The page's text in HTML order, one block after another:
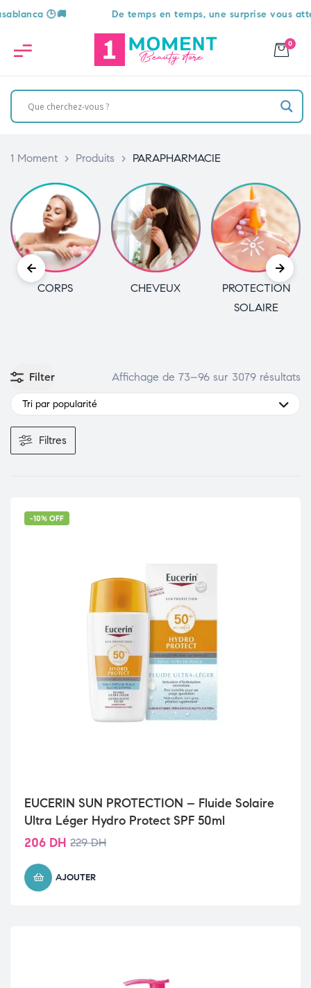
De temps en temps, une surprise vous attend 🎁
0
1 Moment > Produits > PARAPHARMACIE
CHEVEUX
PROTECTION
HYGIÈNE
BUCCO-
Filter Affichage de 73–96 sur 3079 résultats
Tri par popularité
Filtres
-10% OFF
EUCERIN SUN PROTECTION – Fluide Solaire
Ultra Léger Hydro Protect SPF 50ml
229DH
206 DH
AJOUTER